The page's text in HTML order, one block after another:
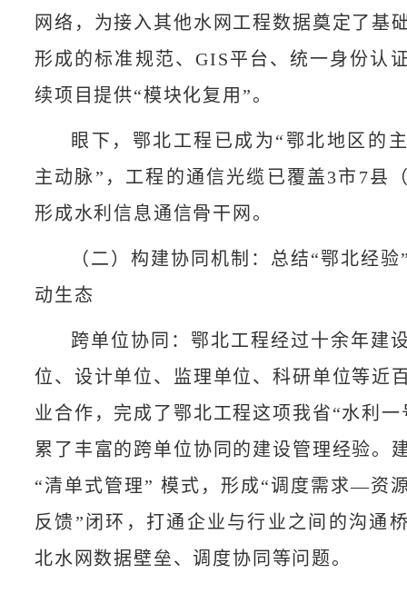
网络，为接入其他水网工程数据奠定了基
形成的标准规范、GIS平台、统一身份认
续项目提供“模块化复用”。
眼下，鄂北工程已成为“鄂北地区的
主动脉”，工程的通信光缆已覆盖3市7县
形成水利信息通信骨干网。​
（二）构建协同机制：总结“鄂北经
动生态​
跨单位协同：鄂北工程经过十余年建
位、设计单位、监理单位、科研单位等近
业合作，完成了鄂北工程这项我省“水利一
累了丰富的跨单位协同的建设管理经验。
“清单式管理” 模式，形成“调度需求—资
反馈”闭环，打通企业与行业之间的沟通
北水网数据壁垒、调度协同等问题。​